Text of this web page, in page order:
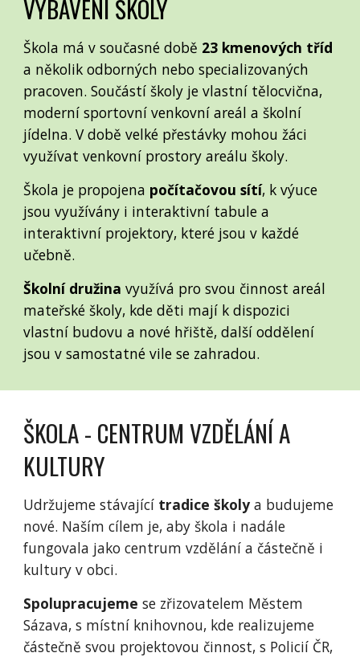
VYBAVENÍ ŠKOLY
Škola má v současné době 23 kmenových tříd
a několik odborných nebo specializovaných
pracoven. Součástí školy je vlastní tělocvična,
moderní sportovní venkovní areál a školní
jídelna. V době velké přestávky mohou žáci
využívat venkovní prostory areálu školy.
Škola je propojena počítačovou sítí, k výuce
jsou využívány i interaktivní tabule a
interaktivní projektory, které jsou v každé
učebně.
Školní družina využívá pro svou činnost areál
mateřské školy, kde děti mají k dispozici
vlastní budovu a nové hřiště, další oddělení
jsou v samostatné vile se zahradou.
ŠKOLA - CENTRUM VZDĚLÁNÍ A
KULTURY
Udržujeme stávající tradice školy a budujeme
nové. Naším cílem je, aby škola i nadále
fungovala jako centrum vzdělání a částečně i
kultury v obci.
Spolupracujeme se zřizovatelem Městem
Sázava, s místní knihovnou, kde realizujeme
částečně svou projektovou činnost, s Policií ČR,